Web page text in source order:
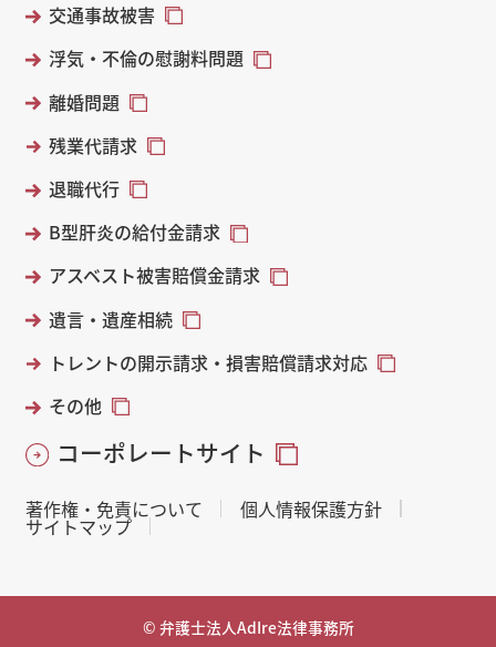
交通事故被害
浮気・不倫の慰謝料問題
離婚問題
残業代請求
退職代行
B型肝炎の給付金請求
アスベスト被害賠償金請求
遺言・遺産相続
トレントの開示請求・損害賠償請求対応
その他
コーポレートサイト
著作権・免責について 個人情報保護方針
サイトマップ
© 弁護士法人AdIre法律事務所